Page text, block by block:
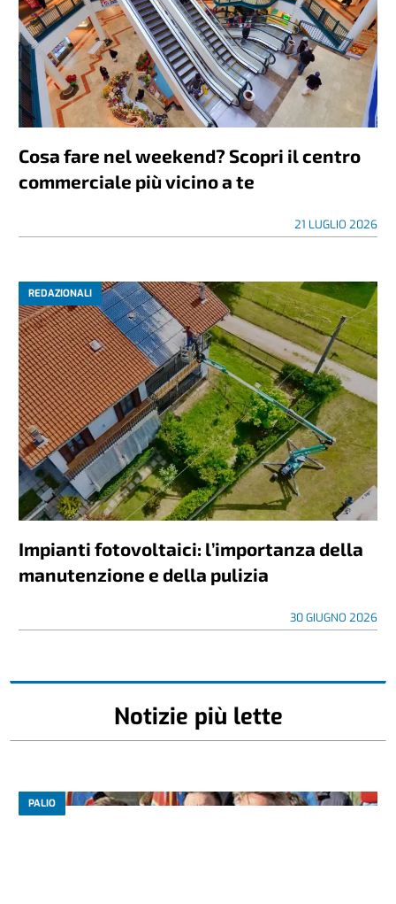
Cosa fare nel weekend? Scopri il centro
commerciale più vicino a te
21 LUGLIO 2026
REDAZIONALI
Impianti fotovoltaici: l’importanza della
manutenzione e della pulizia
30 GIUGNO 2026
Notizie più lette
PALIO